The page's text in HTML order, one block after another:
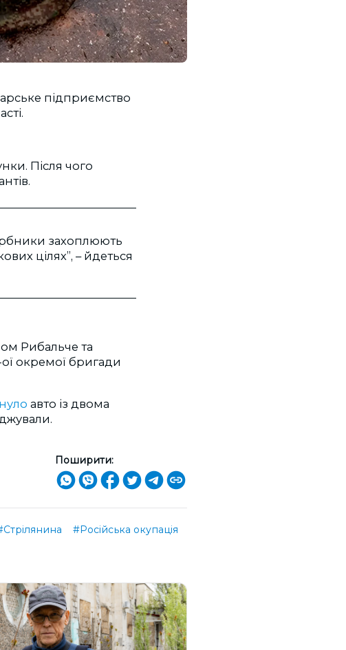
підприємство
Після чого
захоплюють
цілях”, – йдеться
Рибальче та
окремої бригади
авто із двома
Поширити:
#Російська окупація